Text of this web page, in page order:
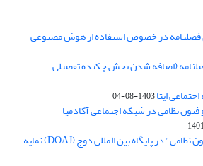
در خصوص استفاده از هوش مصنوعی
(اضافه شدن بخش چکیده تفصیلی
ایتا1403-08-04
نظامی در شبکه اجتماعی آکادمیا
فصلنامه علمی "علوم و فنون نظامی" در پایگاه بین المللی دوج (DOAJ) نمایه